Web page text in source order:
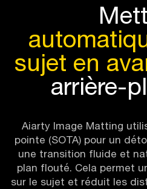
sujet en
arrière-
Aiarty Image Matting
pointe (SOTA) pour un
une transition fluide et
plan flouté. Cela permet
sur le sujet et réduit les